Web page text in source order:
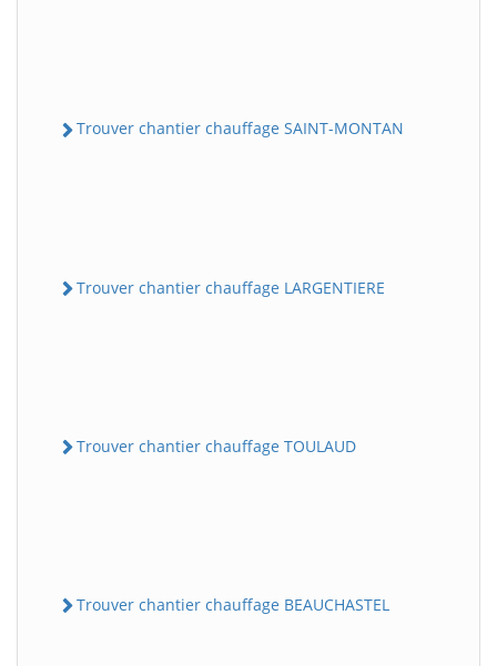
Trouver chantier chauffage SAINT-MONTAN
Trouver chantier chauffage LARGENTIERE
Trouver chantier chauffage TOULAUD
Trouver chantier chauffage BEAUCHASTEL